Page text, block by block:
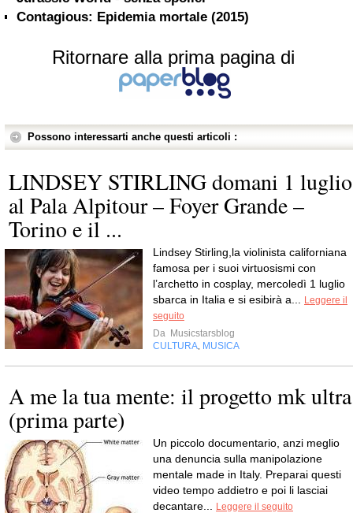
Contagious: Epidemia mortale (2015)
Ritornare alla prima pagina di
Possono interessarti anche questi articoli :
LINDSEY STIRLING domani 1 luglio
al Pala Alpitour – Foyer Grande –
Torino e il ...
Lindsey Stirling,la violinista californiana
famosa per i suoi virtuosismi con
l’archetto in cosplay, mercoledì 1 luglio
sbarca in Italia e si esibirà a...
Leggere il
seguito
Da Musicstarsblog
CULTURA MUSICA
A me la tua mente: il progetto mk ultra
(prima parte)
Un piccolo documentario, anzi meglio
una denuncia sulla manipolazione
mentale made in Italy. Preparai questi
video tempo addietro e poi li lasciai
decantare...
Leggere il seguito